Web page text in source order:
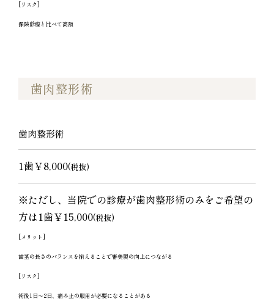
[リスク]
保険診療と比べて高額
歯肉整形術
歯肉整形術
1歯￥8,000(税抜)
※ただし、当院での診療が歯肉整形術のみをご希望の
方は1歯￥15,000(税抜)
[メリット]
歯茎の長さのバランスを揃えることで審美製の向上につながる
[リスク]
術後1日〜2日、痛み止の服用が必要になることがある